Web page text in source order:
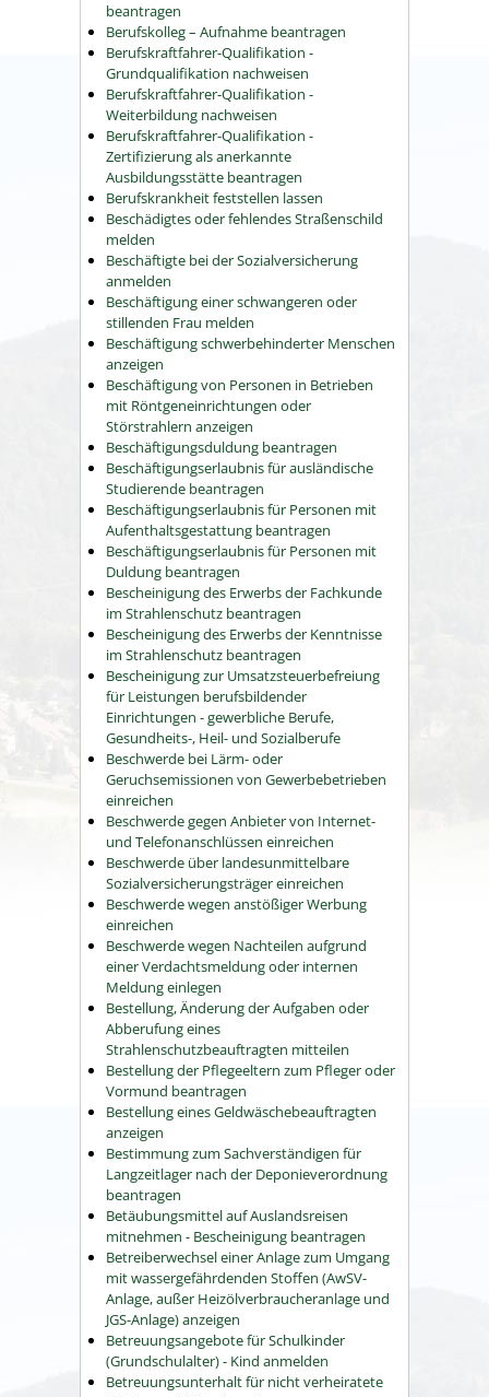
beantragen
Berufskolleg – Aufnahme beantragen
Berufskraftfahrer-Qualifikation -
Grundqualifikation nachweisen
Berufskraftfahrer-Qualifikation -
Weiterbildung nachweisen
Berufskraftfahrer-Qualifikation -
Zertifizierung als anerkannte
Ausbildungsstätte beantragen
Berufskrankheit feststellen lassen
Beschädigtes oder fehlendes Straßenschild
melden
Beschäftigte bei der Sozialversicherung
anmelden
Beschäftigung einer schwangeren oder
stillenden Frau melden
Beschäftigung schwerbehinderter Menschen
anzeigen
Beschäftigung von Personen in Betrieben
mit Röntgeneinrichtungen oder
Störstrahlern anzeigen
Beschäftigungsduldung beantragen
Beschäftigungserlaubnis für ausländische
Studierende beantragen
Beschäftigungserlaubnis für Personen mit
Aufenthaltsgestattung beantragen
Beschäftigungserlaubnis für Personen mit
Duldung beantragen
Bescheinigung des Erwerbs der Fachkunde
im Strahlenschutz beantragen
Bescheinigung des Erwerbs der Kenntnisse
im Strahlenschutz beantragen
Bescheinigung zur Umsatzsteuerbefreiung
für Leistungen berufsbildender
Einrichtungen - gewerbliche Berufe,
Gesundheits-, Heil- und Sozialberufe
Beschwerde bei Lärm- oder
Geruchsemissionen von Gewerbebetrieben
einreichen
Beschwerde gegen Anbieter von Internet-
und Telefonanschlüssen einreichen
Beschwerde über landesunmittelbare
Sozialversicherungsträger einreichen
Beschwerde wegen anstößiger Werbung
einreichen
Beschwerde wegen Nachteilen aufgrund
einer Verdachtsmeldung oder internen
Meldung einlegen
Bestellung, Änderung der Aufgaben oder
Abberufung eines
Strahlenschutzbeauftragten mitteilen
Bestellung der Pflegeeltern zum Pfleger oder
Vormund beantragen
Bestellung eines Geldwäschebeauftragten
anzeigen
Bestimmung zum Sachverständigen für
Langzeitlager nach der Deponieverordnung
beantragen
Betäubungsmittel auf Auslandsreisen
mitnehmen - Bescheinigung beantragen
Betreiberwechsel einer Anlage zum Umgang
mit wassergefährdenden Stoffen (AwSV-
Anlage, außer Heizölverbraucheranlage und
JGS-Anlage) anzeigen
Betreuungsangebote für Schulkinder
(Grundschulalter) - Kind anmelden
Betreuungsunterhalt für nicht verheiratete